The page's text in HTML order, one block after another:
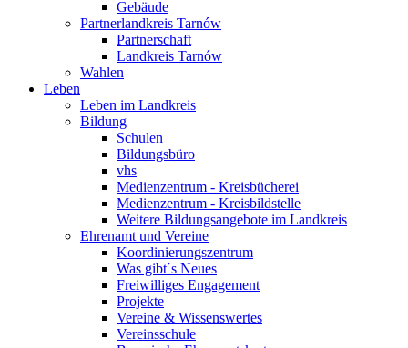
Gebäude
Partnerlandkreis Tarnów
Partnerschaft
Landkreis Tarnów
Wahlen
Leben
Leben im Landkreis
Bildung
Schulen
Bildungsbüro
vhs
Medienzentrum - Kreisbücherei
Medienzentrum - Kreisbildstelle
Weitere Bildungsangebote im Landkreis
Ehrenamt und Vereine
Koordinierungszentrum
Was gibt´s Neues
Freiwilliges Engagement
Projekte
Vereine & Wissenswertes
Vereinsschule